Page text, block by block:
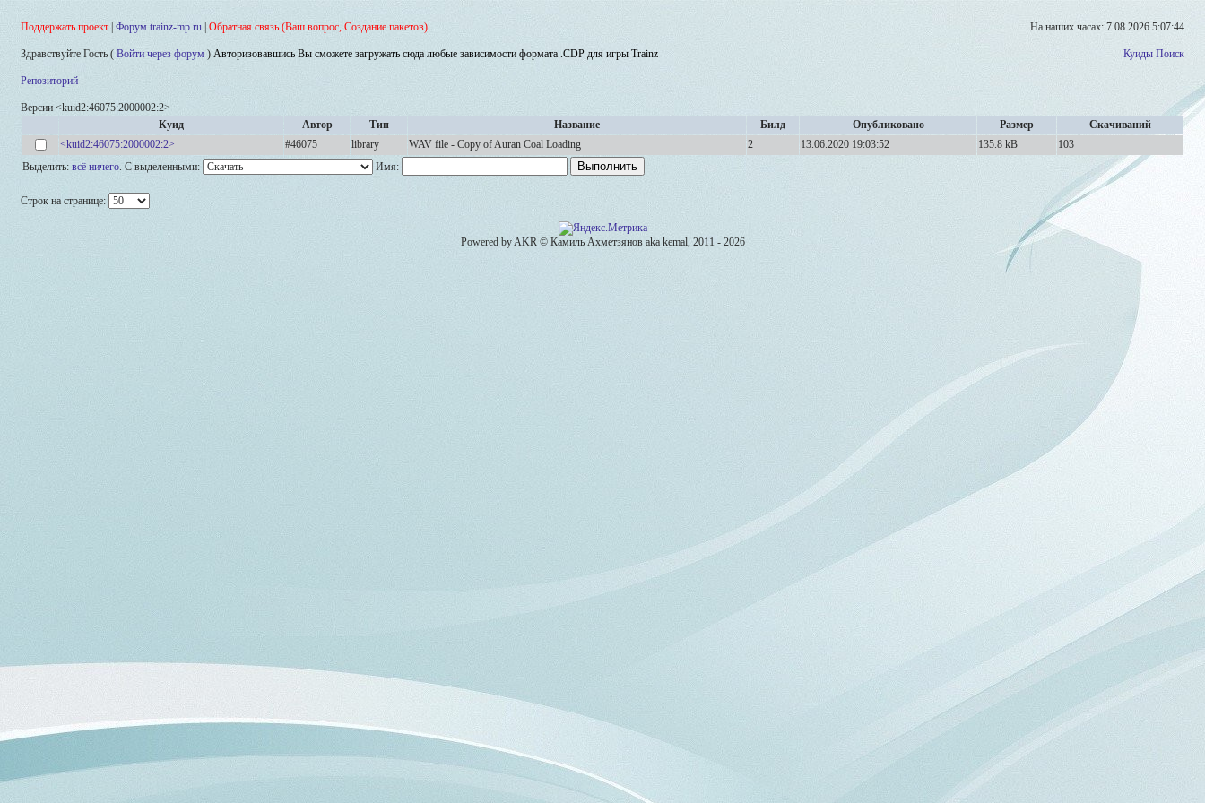
Поддержать проект Форум trainz-mp.ru Обратная связь (Ваш вопрос, Создание пакетов) На наших часах: 7.08.2026 5:07:44
Здравствуйте Гость ( Войти через форум ) Авторизовавшись Вы сможете загружать сюда любые зависимости формата .CDP для игры Trainz Куиды Поиск
Репозиторий
Версии <kuid2:46075:2000002:2>
Куид
Автор Тип Название Билд Опубликовано Размер
Скачиваний
<kuid2:46075:2000002:2>
#46075 library WAV file - Copy of Auran Coal Loading 2 13.06.2020 19:03:52 135.8 kB
103
Выделить: всё ничего. С выделенными: Имя:
Строк на странице:
Powered by AKR © Камиль Ахметзянов aka kemal, 2011 - 2026